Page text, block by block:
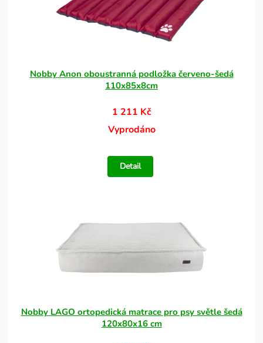
Nobby Anon oboustranná podložka červeno-šedá
110x85x8cm
1 211 Kč
Vyprodáno
Detail
Nobby LAGO ortopedická matrace pro psy světle šedá
120x80x16 cm